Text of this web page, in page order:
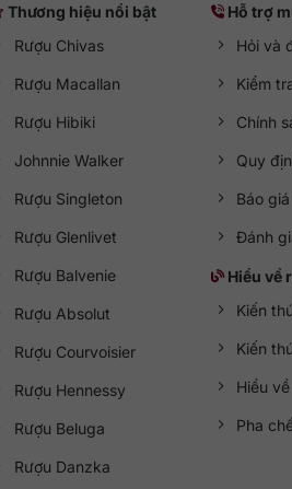
Thương hiệu nổi bật
Rượu Chivas
Rượu Macallan
Rượu Hibiki
Johnnie Walker
Rượu Singleton
Rượu Glenlivet
Rượu Balvenie
Rượu Absolut
Rượu Courvoisier
Rượu Hennessy
Rượu Beluga
Rượu Danzka
Hỗ trợ
Hỏi và
Kiểm
Chính
Quy
Báo
Đánh
Hiểu về
Kiến
Kiến
Hiểu
Pha